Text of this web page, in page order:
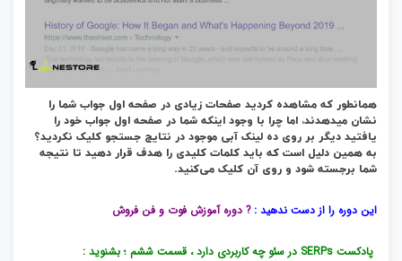
همانطور که مشاهده کردید صفحات زیادی در صفحه اول جواب شما را
نشان میدهدند، اما چرا با وجود اینکه شما در صفحه اول جواب خود را
یافتید دیگر بر روی ده لینک آبی موجود در نتایج جستجو کلیک نکردید؟
به همین دلیل است که باید کلمات کلیدی را هدف قرار دهید تا نتیجه
شما برجسته شود و روی آن کلیک می‌کنید.
این دوره را از دست ندهید :? دوره آموزش فوت و فن فروش
پادکست SERPs در سئو چه کاربردی دارد ، قسمت ششم ؛ بشنوید :